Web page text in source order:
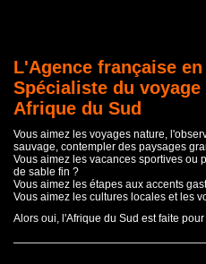
L'Agence française
Spécialiste du
Afrique du Sud
Vous aimez les voyages nature,
sauvage, contempler des paysages
Vous aimez les vacances sportives ou
de sable fin ?
Vous aimez les étapes aux accents
Vous aimez les cultures locales et les
Alors oui, l'Afrique du Sud est faite